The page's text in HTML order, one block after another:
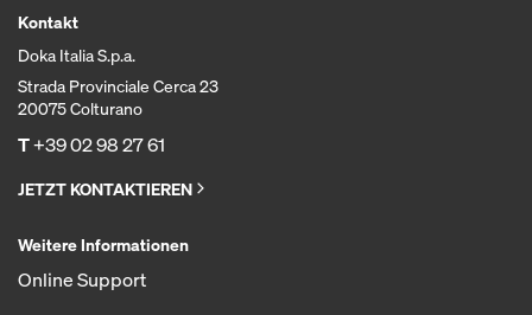
Kontakt
Doka Italia S.p.a.
Strada Provinciale Cerca 23
20075 Colturano
T+39 02 98 27 61
JETZT KONTAKTIEREN
Weitere Informationen
Online Support